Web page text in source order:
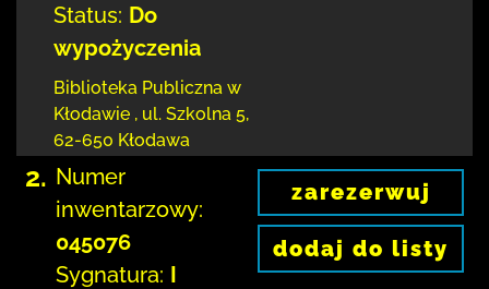
Status: Do
wypożyczenia
Biblioteka Publiczna w
Kłodawie , ul. Szkolna 5,
62-650 Kłodawa
2. Numer
inwentarzowy:
045076
Sygnatura: I
zarezerwuj
dodaj do listy